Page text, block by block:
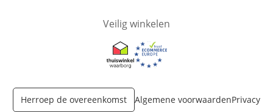
Veilig winkelen
Opent in nieuw venster
Opent in nieuw venster
Herroep de overeenkomst Algemene voorwaardenPrivacy